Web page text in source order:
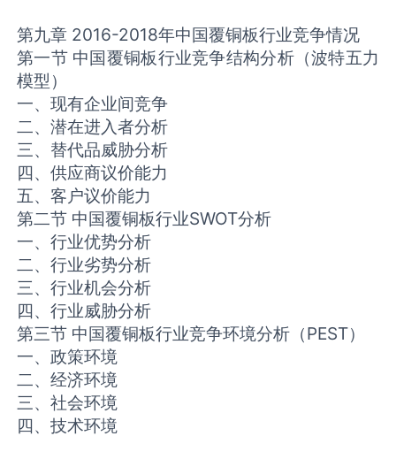
第九章 2016-2018年中国覆铜板行业竞争情况
第一节 中国覆铜板行业竞争结构分析（波特五力
模型）
一、现有企业间竞争
二、潜在进入者分析
三、替代品威胁分析
四、供应商议价能力
五、客户议价能力
第二节 中国覆铜板行业SWOT分析
一、行业优势分析
二、行业劣势分析
三、行业机会分析
四、行业威胁分析
第三节 中国覆铜板行业竞争环境分析（PEST）
一、政策环境
二、经济环境
三、社会环境
四、技术环境